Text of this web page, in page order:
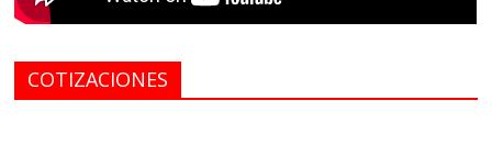
COTIZACIONES